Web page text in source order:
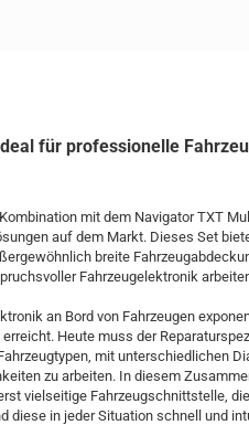
für professionelle
mit dem Navigator TXT
auf dem Markt. Dieses Set
breite
Fahrzeugelektronik
an Bord von Fahrzeugen
Heute muss der
mit unterschiedlichen
zu arbeiten. In diesem
vielseitige Fahrzeugschnittstelle,
diese in jeder Situation schnell und